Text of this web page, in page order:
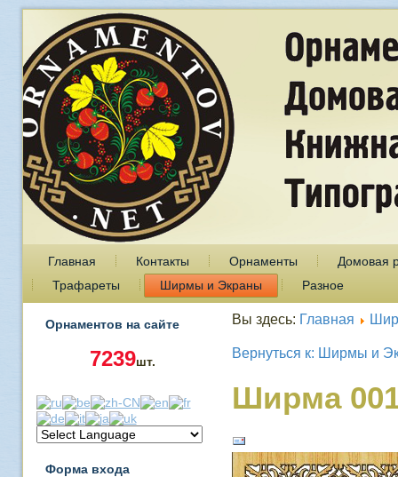
Главная Контакты Орнаменты
Домовая
Трафареты
Ширмы и Экраны Разное
Орнаментов на сайте
7239шт.
Форма входа
Вы здесь: Главная
Вернуться к: Ширмы и
Ширма